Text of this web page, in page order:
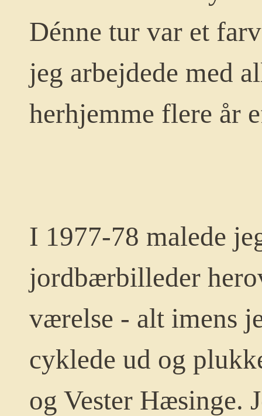
Dénne tur var et
jeg arbejdede med
herhjemme flere år
I 1977-78 malede
jordbærbilleder
værelse - alt imens
cyklede ud og
og Vester Hæsinge.